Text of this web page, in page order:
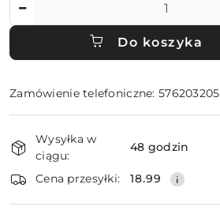
Do koszyka
Zamówienie telefoniczne: 576203205
Dostępność
i
dostawa
Wysyłka w
ciągu:
48 godzin
Cena przesyłki: 18.99